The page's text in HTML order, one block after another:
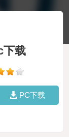
载
PC下载